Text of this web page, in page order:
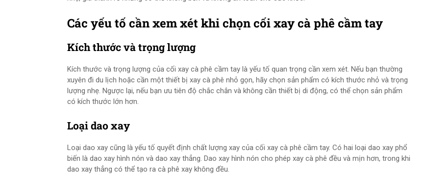
Các yếu tố cần xem xét khi chọn cối xay cà phê cầm tay
Kích thước và trọng lượng
Kích thước và trọng lượng của cối xay cà phê cầm tay là yếu tố quan trọng cần xem xét. Nếu bạn thường
xuyên đi du lịch hoặc cần một thiết bị xay cà phê nhỏ gọn, hãy chọn sản phẩm có kích thước nhỏ và trọng
lượng nhẹ. Ngược lại, nếu bạn ưu tiên độ chắc chắn và không cần thiết bị di động, có thể chọn sản phẩm
có kích thước lớn hơn.
Loại dao xay
Loại dao xay cũng là yếu tố quyết định chất lượng xay của cối xay cà phê cầm tay. Có hai loại dao xay phổ
biến là dao xay hình nón và dao xay thẳng. Dao xay hình nón cho phép xay cà phê đều và mịn hơn, trong khi
dao xay thẳng có thể tạo ra cà phê xay không đều.